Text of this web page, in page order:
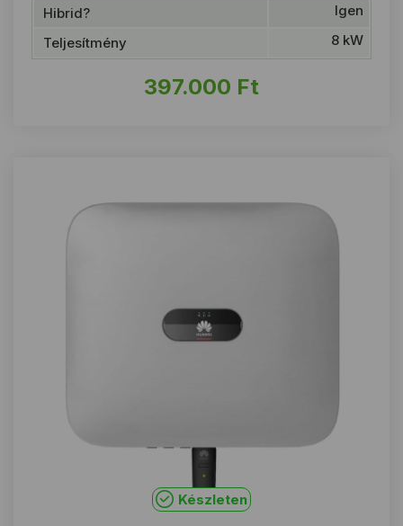
Hibrid?
Igen
Teljesítmény
8 kW
397.000 Ft
Készleten